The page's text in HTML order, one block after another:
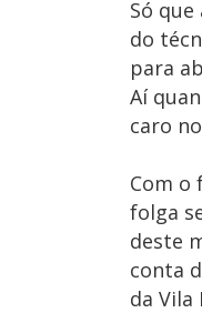
Só
do
para
Aí
caro
Com o
folga
deste
conta
da